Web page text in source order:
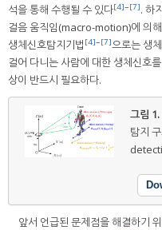
석을 통해 수행될 수 있다[4]~[7]. 하
걸음 움직임(macro-motion)에 의
생체신호탐지기법 [4]~[7]으로는 생
걸어 다니는 사람에 대한 생체신호
상이 반드시 필요하다.
그림
탐지
앞서 언급된 문제점을 해결하기